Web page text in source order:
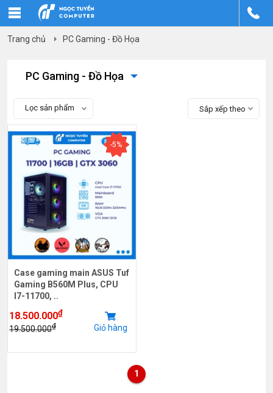
Trang chủ PC Gaming - Đồ Họa
PC Gaming - Đồ Họa
Lọc sản phẩm Sắp xếp theo
-5%
Case gaming main ASUS Tuf
Gaming B560M Plus, CPU
I7-11700, ..
18.500.000₫
19.500.000₫ Giỏ hàng
1